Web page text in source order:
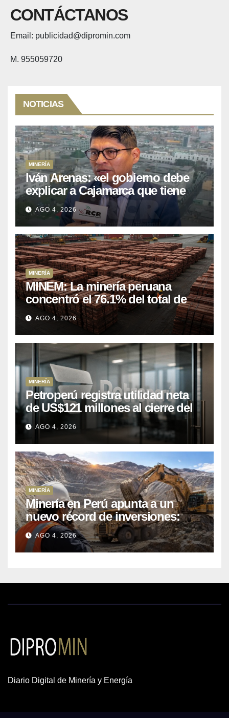
CONTÁCTANOS
Email: publicidad@dipromin.com
M. 955059720
NOTICIAS
MINERÍA
Iván Arenas: «el gobierno debe
explicar a Cajamarca que tiene
US$ 16 mil millones en proyectos
mineros para salir de la pobreza
AGO 4, 2026
MINERÍA
MINEM: La minería peruana
concentró el 76.1% del total de
las exportaciones nacionales
entre enero y abril de 2026
AGO 4, 2026
MINERÍA
Petroperú registra utilidad neta
de US$121 millones al cierre del
primer semestre 2026
AGO 4, 2026
MINERÍA
Minería en Perú apunta a un
nuevo récord de inversiones:
crecen los petitorios y el FMI
insta a destrabar proyectos
AGO 4, 2026
Diario Digital de Minería y Energía